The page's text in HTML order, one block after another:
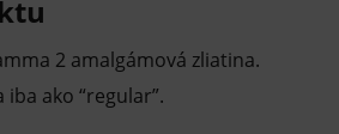
2 amalgámová zliatina.
ako “regular”.